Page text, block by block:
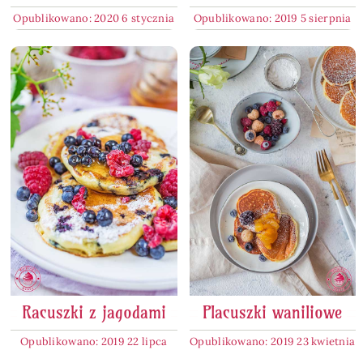
Opublikowano: 2020 6 stycznia Opublikowano: 2019 5 sierpnia
Racuszki z jagodami
Opublikowano: 2019 22 lipca
Placuszki waniliowe
Opublikowano: 2019 23 kwietnia